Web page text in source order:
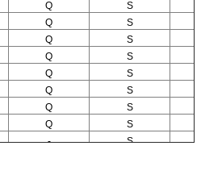
Q
S
Q
S
Q
S
Q
S
Q
S
Q
S
Q
S
Q
S
-
S